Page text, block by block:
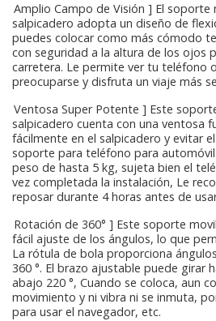
[ Amplio Campo de Visión ] El soporte
salpicadero adopta un diseño de
puedes colocar como más cómodo
con seguridad a la altura de los ojos
carretera. Le permite ver tu teléfono
preocuparse y disfruta un viaje más
[ Ventosa Super Potente ] Este
salpicadero cuenta con una ventosa
fácilmente en el salpicadero y evitar
soporte para teléfono para
peso de hasta 5 kg, sujeta bien el
vez completada la instalación, Le
reposar durante 4 horas antes de
[ Rotación de 360° ] Este soporte
fácil ajuste de los ángulos, lo que
La rótula de bola proporciona
360 °. El brazo ajustable puede girar
abajo 220 °, Cuando se coloca, aun
movimiento y ni vibra ni se inmuta,
para usar el navegador, etc.